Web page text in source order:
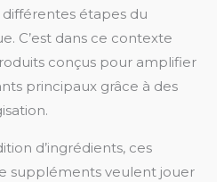
différentes étapes du
C’est dans ce contexte
conçus pour amplifier
principaux grâce à des
d’ingrédients, ces
suppléments veulent jouer